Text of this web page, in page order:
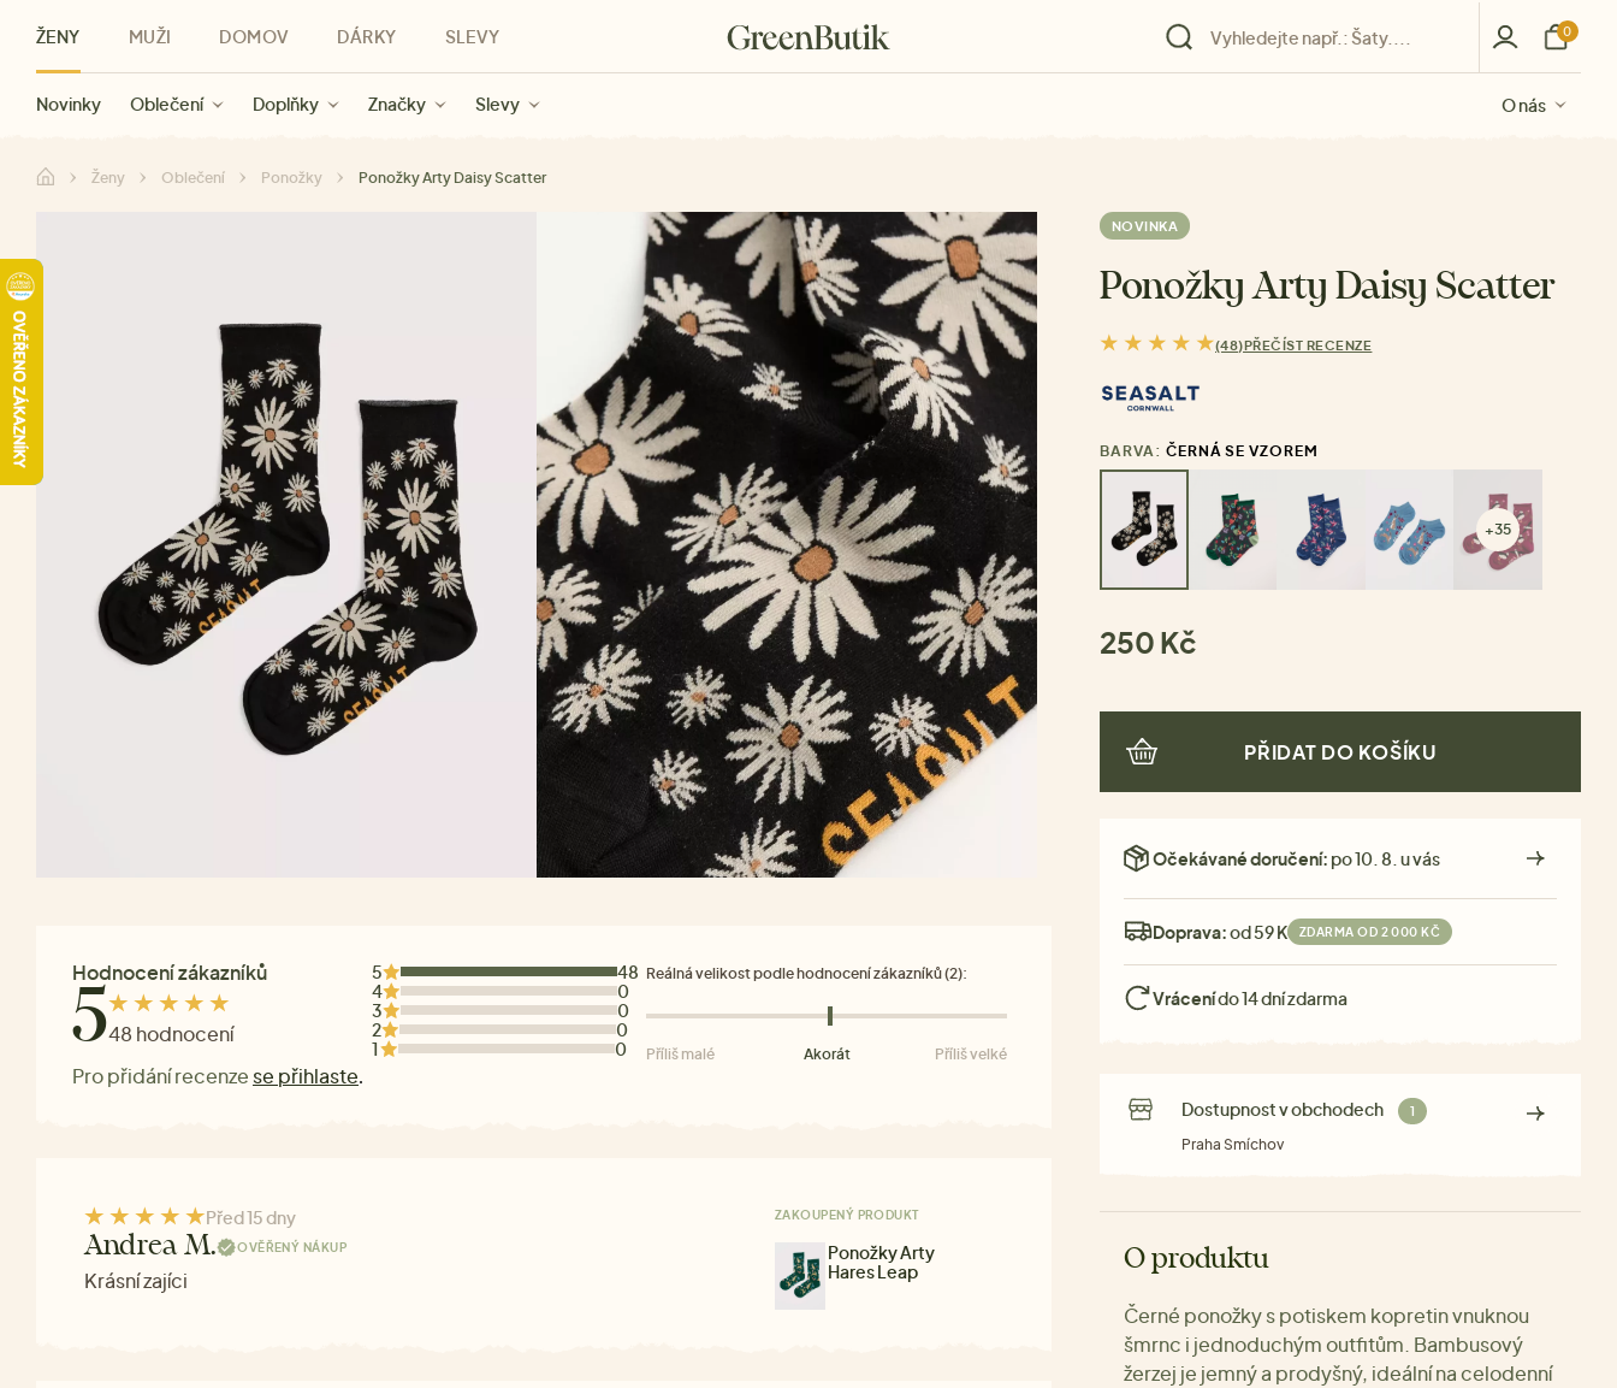
ŽENY
Novinky Oblečení Doplňky Značky Slevy O nás
MUŽI
Novinky Oblečení Značky Slevy O nás
DOMOV
Kategorie Značky Slevy O nás
DÁRKY
Pro ženy Pro muže Pro děti Pro všechny Dárkové poukazy O nás
SLEVY
Slevy ženy Slevy muži O nás
0
Ženy Oblečení Ponožky Ponožky Arty Daisy Scatter
Hodnocení zákazníků
548 hodnocení
Pro přidání recenze se přihlaste.
5
48
4
0
3
0
2
0
1
0
Reálná velikost podle hodnocení zákazníků (2):
Příliš malé Akorát Příliš velké
Před 15 dny
Andrea M. OVĚŘENÝ NÁKUP
Krásní zajíci
ZAKOUPENÝ PRODUKT
Ponožky Arty
Hares Leap
NOVINKA
Ponožky Arty Daisy Scatter
(48)PŘEČÍST RECENZE
BARVA: ČERNÁ SE VZOREM
+35
250 Kč
PŘIDAT DO KOŠÍKU
Očekávané doručení: po 10. 8. u vás
Doprava:od 59 Kč ZDARMA OD 2 000 KČ
Vrácenído 14 dní zdarma
Dostupnost v obchodech 1
Praha Smíchov
O produktu
Černé ponožky s potiskem kopretin vnuknou
šmrnc i jednoduchým outfitům. Bambusový
žerzej je jemný a prodyšný, ideální na celodenní